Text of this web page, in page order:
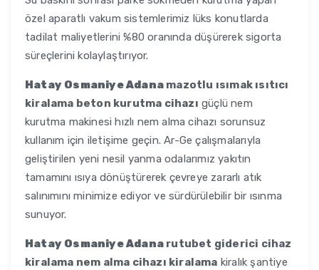
özel aparatlı vakum sistemlerimiz lüks konutlarda
tadilat maliyetlerini %80 oranında düşürerek sigorta
süreçlerini kolaylaştırıyor.
Hatay Osmaniye Adana mazotlu ısımak ısıtıcı
kiralama beton kurutma cihazı güçlü nem
kurutma makinesi hızlı nem alma cihazı sorunsuz
kullanım için iletişime geçin. Ar-Ge çalışmalarıyla
geliştirilen yeni nesil yanma odalarımız yakıtın
tamamını ısıya dönüştürerek çevreye zararlı atık
salınımını minimize ediyor ve sürdürülebilir bir ısınma
sunuyor.
Hatay Osmaniye Adana rutubet giderici cihaz
kiralama nem alma cihazı kiralama kiralık şantiye